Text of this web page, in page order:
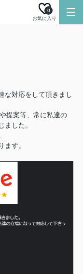
お気に入り
0
な対応をして頂きまし
提案等、常に私達の
ました。
す。